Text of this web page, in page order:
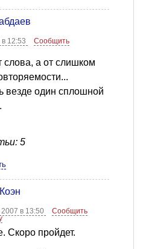
12:53
Сообщить
слова, а от слишком
везде один сплошной
5
в 13:50
Сообщить
Скоро пройдет.